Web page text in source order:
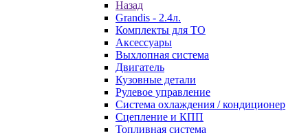
Назад
Grandis - 2.4л.
Комплекты для ТО
Аксессуары
Выхлопная система
Двигатель
Кузовные детали
Рулевое управление
Система охлаждения / кондиционер
Сцепление и КПП
Топливная система